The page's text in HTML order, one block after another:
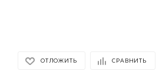
ОТЛОЖИТЬ СРАВНИТЬ